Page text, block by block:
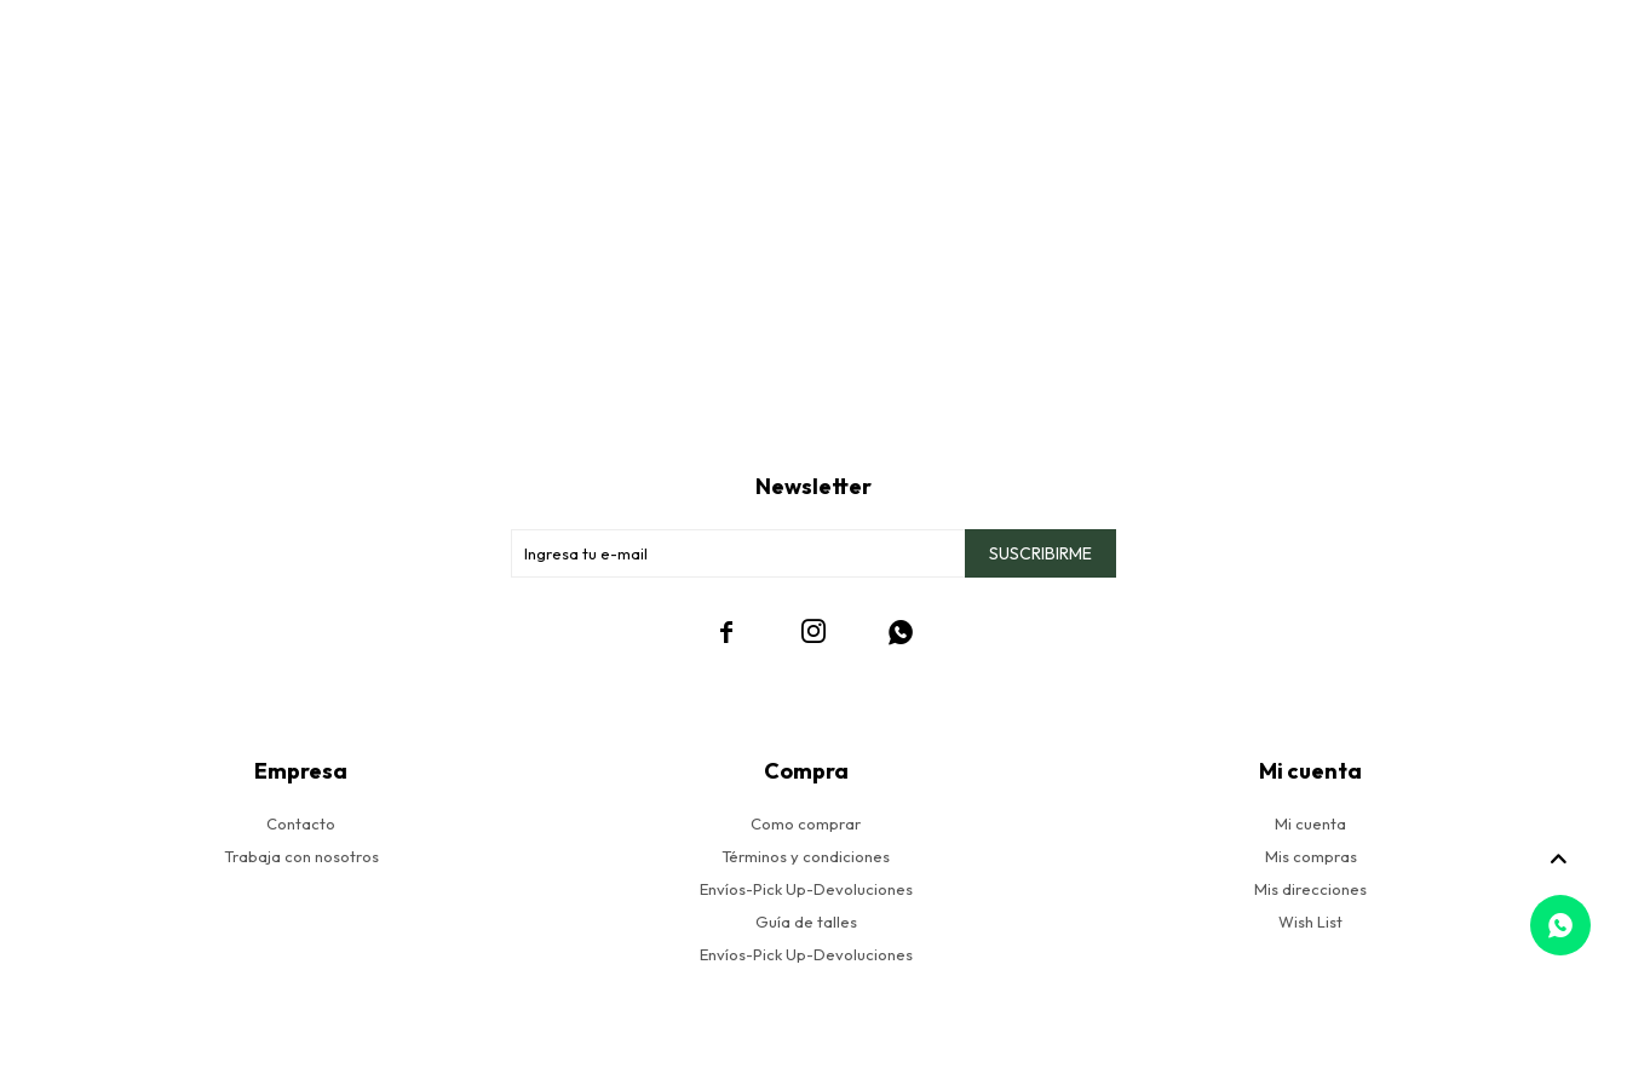
Empresa
Contacto
Trabaja con nosotros
Compra
Como comprar
Términos y condiciones
Envíos-Pick Up-Devoluciones
Guía de talles
Envíos-Pick Up-Devoluciones
Mi cuenta
Mi cuenta
Mis compras
Mis direcciones
Wish List
Newsletter
SUSCRIBIRME
  